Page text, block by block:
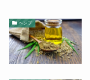
ヘンプ